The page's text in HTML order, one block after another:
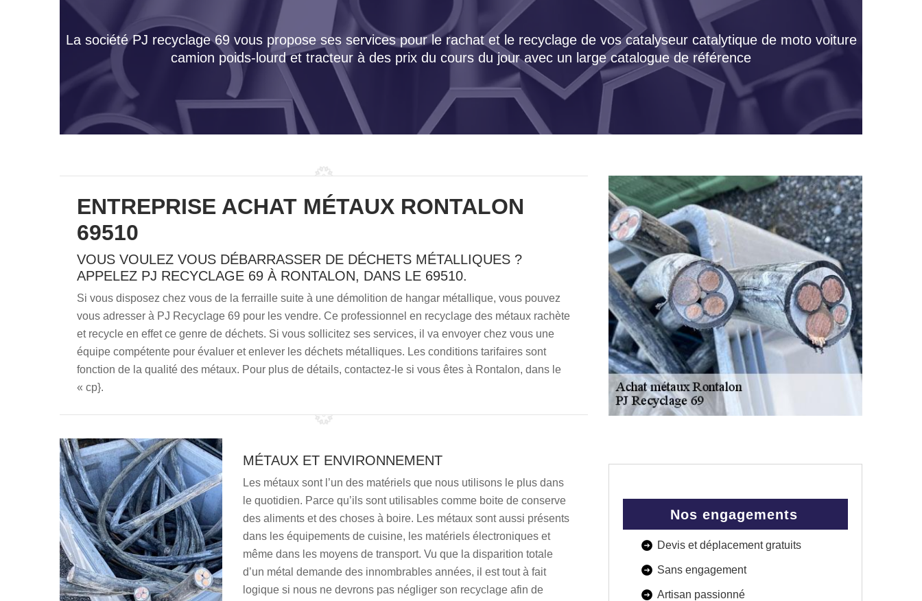
La société PJ recyclage 69 vous propose ses services pour le rachat et le recyclage de vos catalyseur catalytique de moto voiture
camion poids-lourd et tracteur à des prix du cours du jour avec un large catalogue de référence
ENTREPRISE ACHAT MÉTAUX RONTALON
69510
VOUS VOULEZ VOUS DÉBARRASSER DE DÉCHETS MÉTALLIQUES ?
APPELEZ PJ RECYCLAGE 69 À RONTALON, DANS LE 69510.
Si vous disposez chez vous de la ferraille suite à une démolition de hangar métallique, vous pouvez
vous adresser à PJ Recyclage 69 pour les vendre. Ce professionnel en recyclage des métaux rachète
et recycle en effet ce genre de déchets. Si vous sollicitez ses services, il va envoyer chez vous une
équipe compétente pour évaluer et enlever les déchets métalliques. Les conditions tarifaires sont
fonction de la qualité des métaux. Pour plus de détails, contactez-le si vous êtes à Rontalon, dans le
« cp}.
MÉTAUX ET ENVIRONNEMENT
Les métaux sont l’un des matériels que nous utilisons le plus dans
le quotidien. Parce qu’ils sont utilisables comme boite de conserve
des aliments et des choses à boire. Les métaux sont aussi présents
dans les équipements de cuisine, les matériels électroniques et
même dans les moyens de transport. Vu que la disparition totale
d’un métal demande des innombrables années, il est tout à fait
logique si nous ne devrons pas négliger son recyclage afin de
Nos engagements
Devis et déplacement gratuits
Sans engagement
Artisan passionné